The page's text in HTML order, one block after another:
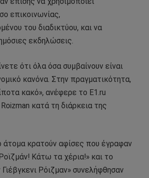
επικοινωνίας,
του διαδικτύου, και να
εκδηλώσεις.
ότι όλα όσα συμβαίνουν είναι
κανόνα. Στην πραγματικότητα,
κακό», ανέφερε το E1.ru
κατά τη διάρκεια της
άτομα κρατούν αφίσες που έγραφαν
Κάτω τα χέρια!» και το
Ρόιζμαν» συνελήφθησαν